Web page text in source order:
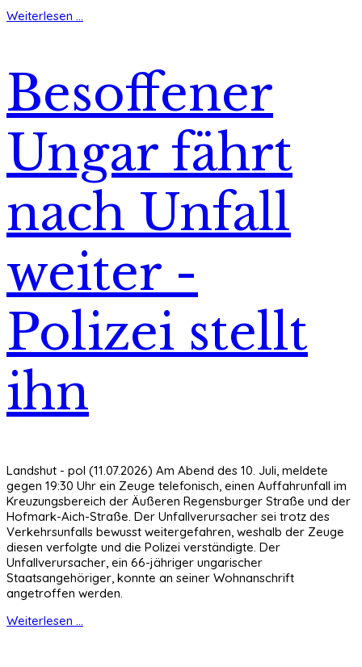
Weiterlesen ...
Besoffener
Ungar fährt
nach Unfall
weiter -
Polizei stellt
ihn
Landshut - pol (11.07.2026) Am Abend des 10. Juli, meldete
gegen 19:30 Uhr ein Zeuge telefonisch, einen Auffahrunfall im
Kreuzungsbereich der Äußeren Regensburger Straße und der
Hofmark-Aich-Straße. Der Unfallverursacher sei trotz des
Verkehrsunfalls bewusst weitergefahren, weshalb der Zeuge
diesen verfolgte und die Polizei verständigte. Der
Unfallverursacher, ein 66-jähriger ungarischer
Staatsangehöriger, konnte an seiner Wohnanschrift
angetroffen werden.
Weiterlesen ...